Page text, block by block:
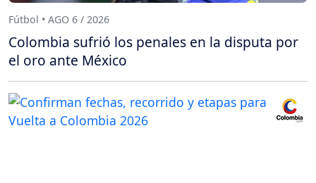
Fútbol • AGO 6 / 2026
Colombia sufrió los penales en la disputa por
el oro ante México